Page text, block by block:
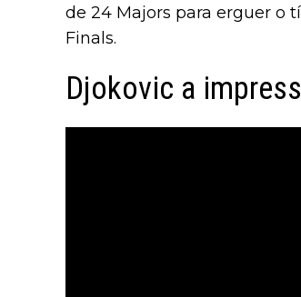
de 24 Majors para erguer o
Finals.
Djokovic a